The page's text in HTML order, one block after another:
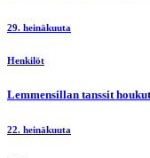
29. heinäkuuta
Henkilöt
Lemmensillan tanssit
22. heinäkuuta